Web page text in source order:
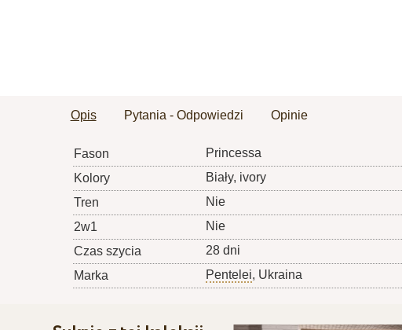
Opis Pytania - Odpowiedzi Opinie
Fason
Princessa
Kolory
Biały, ivory
Tren
Nie
2w1
Nie
Czas szycia
28 dni
Marka
Pentelei, Ukraina